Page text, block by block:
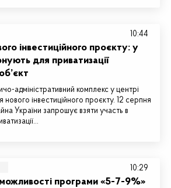
інвестиційного проєкту: у
для приватизації
адміністративний комплекс у центрі
інвестиційного проєкту. 12 серпня
України запрошує взяти участь в
10:44
програми «5-7-9%»
10:29